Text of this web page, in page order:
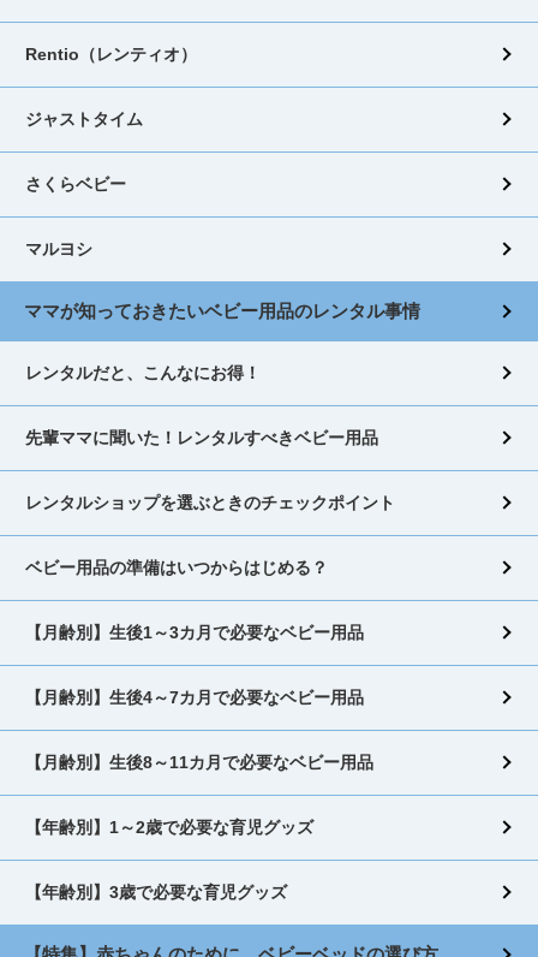
Rentio（レンティオ）
ジャストタイム
さくらベビー
マルヨシ
ママが知っておきたいベビー用品のレンタル事情
レンタルだと、こんなにお得！
先輩ママに聞いた！レンタルすべきベビー用品
レンタルショップを選ぶときのチェックポイント
ベビー用品の準備はいつからはじめる？
【月齢別】生後1～3カ月で必要なベビー用品
【月齢別】生後4～7カ月で必要なベビー用品
【月齢別】生後8～11カ月で必要なベビー用品
【年齢別】1～2歳で必要な育児グッズ
【年齢別】3歳で必要な育児グッズ